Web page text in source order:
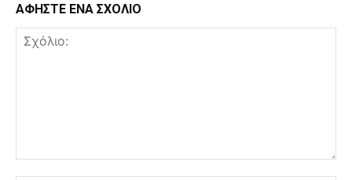
ΑΦΗΣΤΕ ΕΝΑ ΣΧΟΛΙΟ